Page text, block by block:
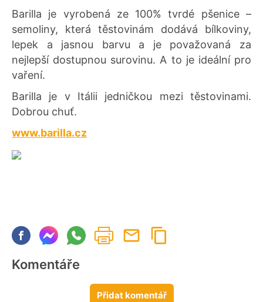
Barilla je vyrobená ze 100% tvrdé pšenice –
semoliny, která těstovinám dodává bílkoviny,
lepek a jasnou barvu a je považovaná za
nejlepší dostupnou surovinu. A to je ideální pro
vaření.
Barilla je v Itálii jedničkou mezi těstovinami.
Dobrou chuť.
www.barilla.cz
Komentáře
Přidat komentář